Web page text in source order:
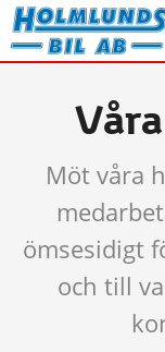
Möt våra
ömsesidigt
och till